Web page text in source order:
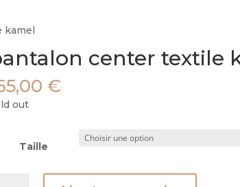
kamel
center textile
€
out
Taille